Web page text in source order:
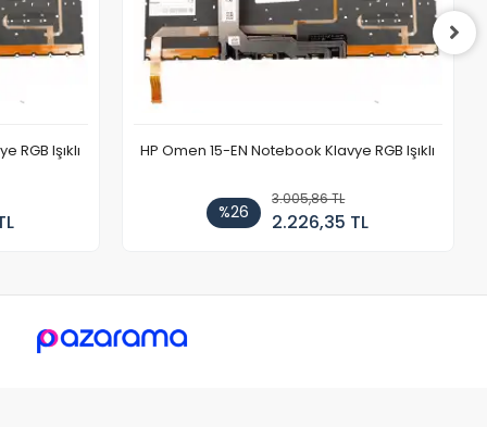
RGB Işıklı HP Omen 15-EN Notebook Klavye RGB Işıklı
%26
3.005,86 TL
2.226,35 TL